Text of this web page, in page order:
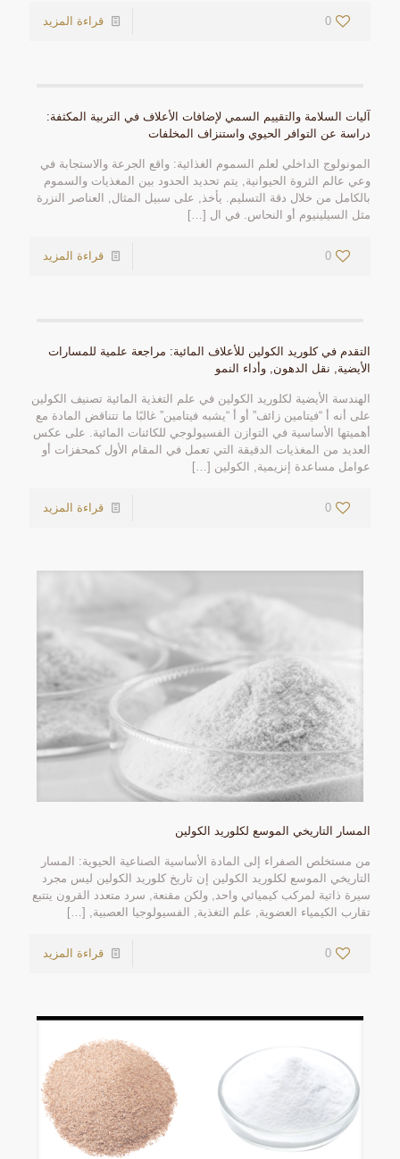
0 قراءة المزيد
آليات السلامة والتقييم السمي لإضافات الأعلاف في التربية المكثفة:
دراسة عن التوافر الحيوي واستنزاف المخلفات
المونولوج الداخلي لعلم السموم الغذائية: واقع الجرعة والاستجابة في
وعي عالم الثروة الحيوانية, يتم تحديد الحدود بين المغذيات والسموم
بالكامل من خلال دقة التسليم. يأخذ, على سبيل المثال, العناصر النزرة
مثل السيلينيوم أو النحاس. في ال […]
0 قراءة المزيد
التقدم في كلوريد الكولين للأعلاف المائية: مراجعة علمية للمسارات
الأيضية, نقل الدهون, وأداء النمو
الهندسة الأيضية لكلوريد الكولين في علم التغذية المائية تصنيف الكولين
على أنه أ “فيتامين زائف” أو أ “يشبه فيتامين” غالبًا ما تتناقض المادة مع
أهميتها الأساسية في التوازن الفسيولوجي للكائنات المائية. على عكس
العديد من المغذيات الدقيقة التي تعمل في المقام الأول كمحفزات أو
عوامل مساعدة إنزيمية, الكولين […]
0 قراءة المزيد
المسار التاريخي الموسع لكلوريد الكولين
من مستخلص الصفراء إلى المادة الأساسية الصناعية الحيوية: المسار
التاريخي الموسع لكلوريد الكولين إن تاريخ كلوريد الكولين ليس مجرد
سيرة ذاتية لمركب كيميائي واحد, ولكن مقنعة, سرد متعدد القرون يتتبع
تقارب الكيمياء العضوية, علم التغذية, الفسيولوجيا العصبية, […]
0 قراءة المزيد